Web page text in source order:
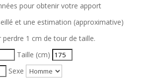
pour obtenir votre apport
et une estimation (approximative)
perdre 1 cm de tour de taille.
Taille (cm)
Sexe